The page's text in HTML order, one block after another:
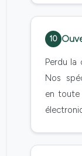
10
Perdu la
Nos
en toute